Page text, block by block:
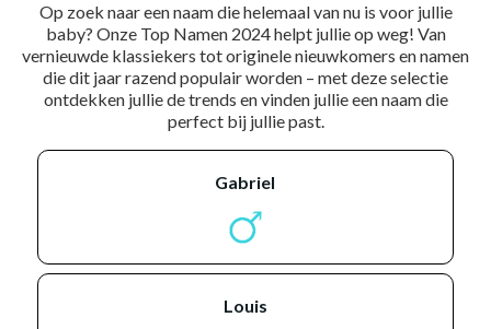
Op zoek naar een naam die helemaal van nu is voor jullie
baby? Onze Top Namen 2024 helpt jullie op weg! Van
vernieuwde klassiekers tot originele nieuwkomers en namen
die dit jaar razend populair worden – met deze selectie
ontdekken jullie de trends en vinden jullie een naam die
perfect bij jullie past.
gabriel
louis